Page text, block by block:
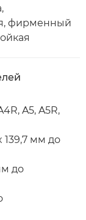
фирменный
A5, A5R,
139,7 мм до
до